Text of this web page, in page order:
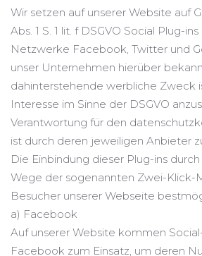
Wir setzen auf unserer Website auf
Abs. 1 S. 1 lit. f DSGVO Social Plug-
Netzwerke Facebook, Twitter und
unser Unternehmen hierüber
dahinterstehende werbliche Zweck
Interesse im Sinne der DSGVO
Verantwortung für den
ist durch deren jeweiligen Anbieter
Die Einbindung dieser Plug-ins
Wege der sogenannten Zwei-Klick-
Besucher unserer Webseite
a) Facebook
Auf unserer Website kommen
Facebook zum Einsatz, um deren